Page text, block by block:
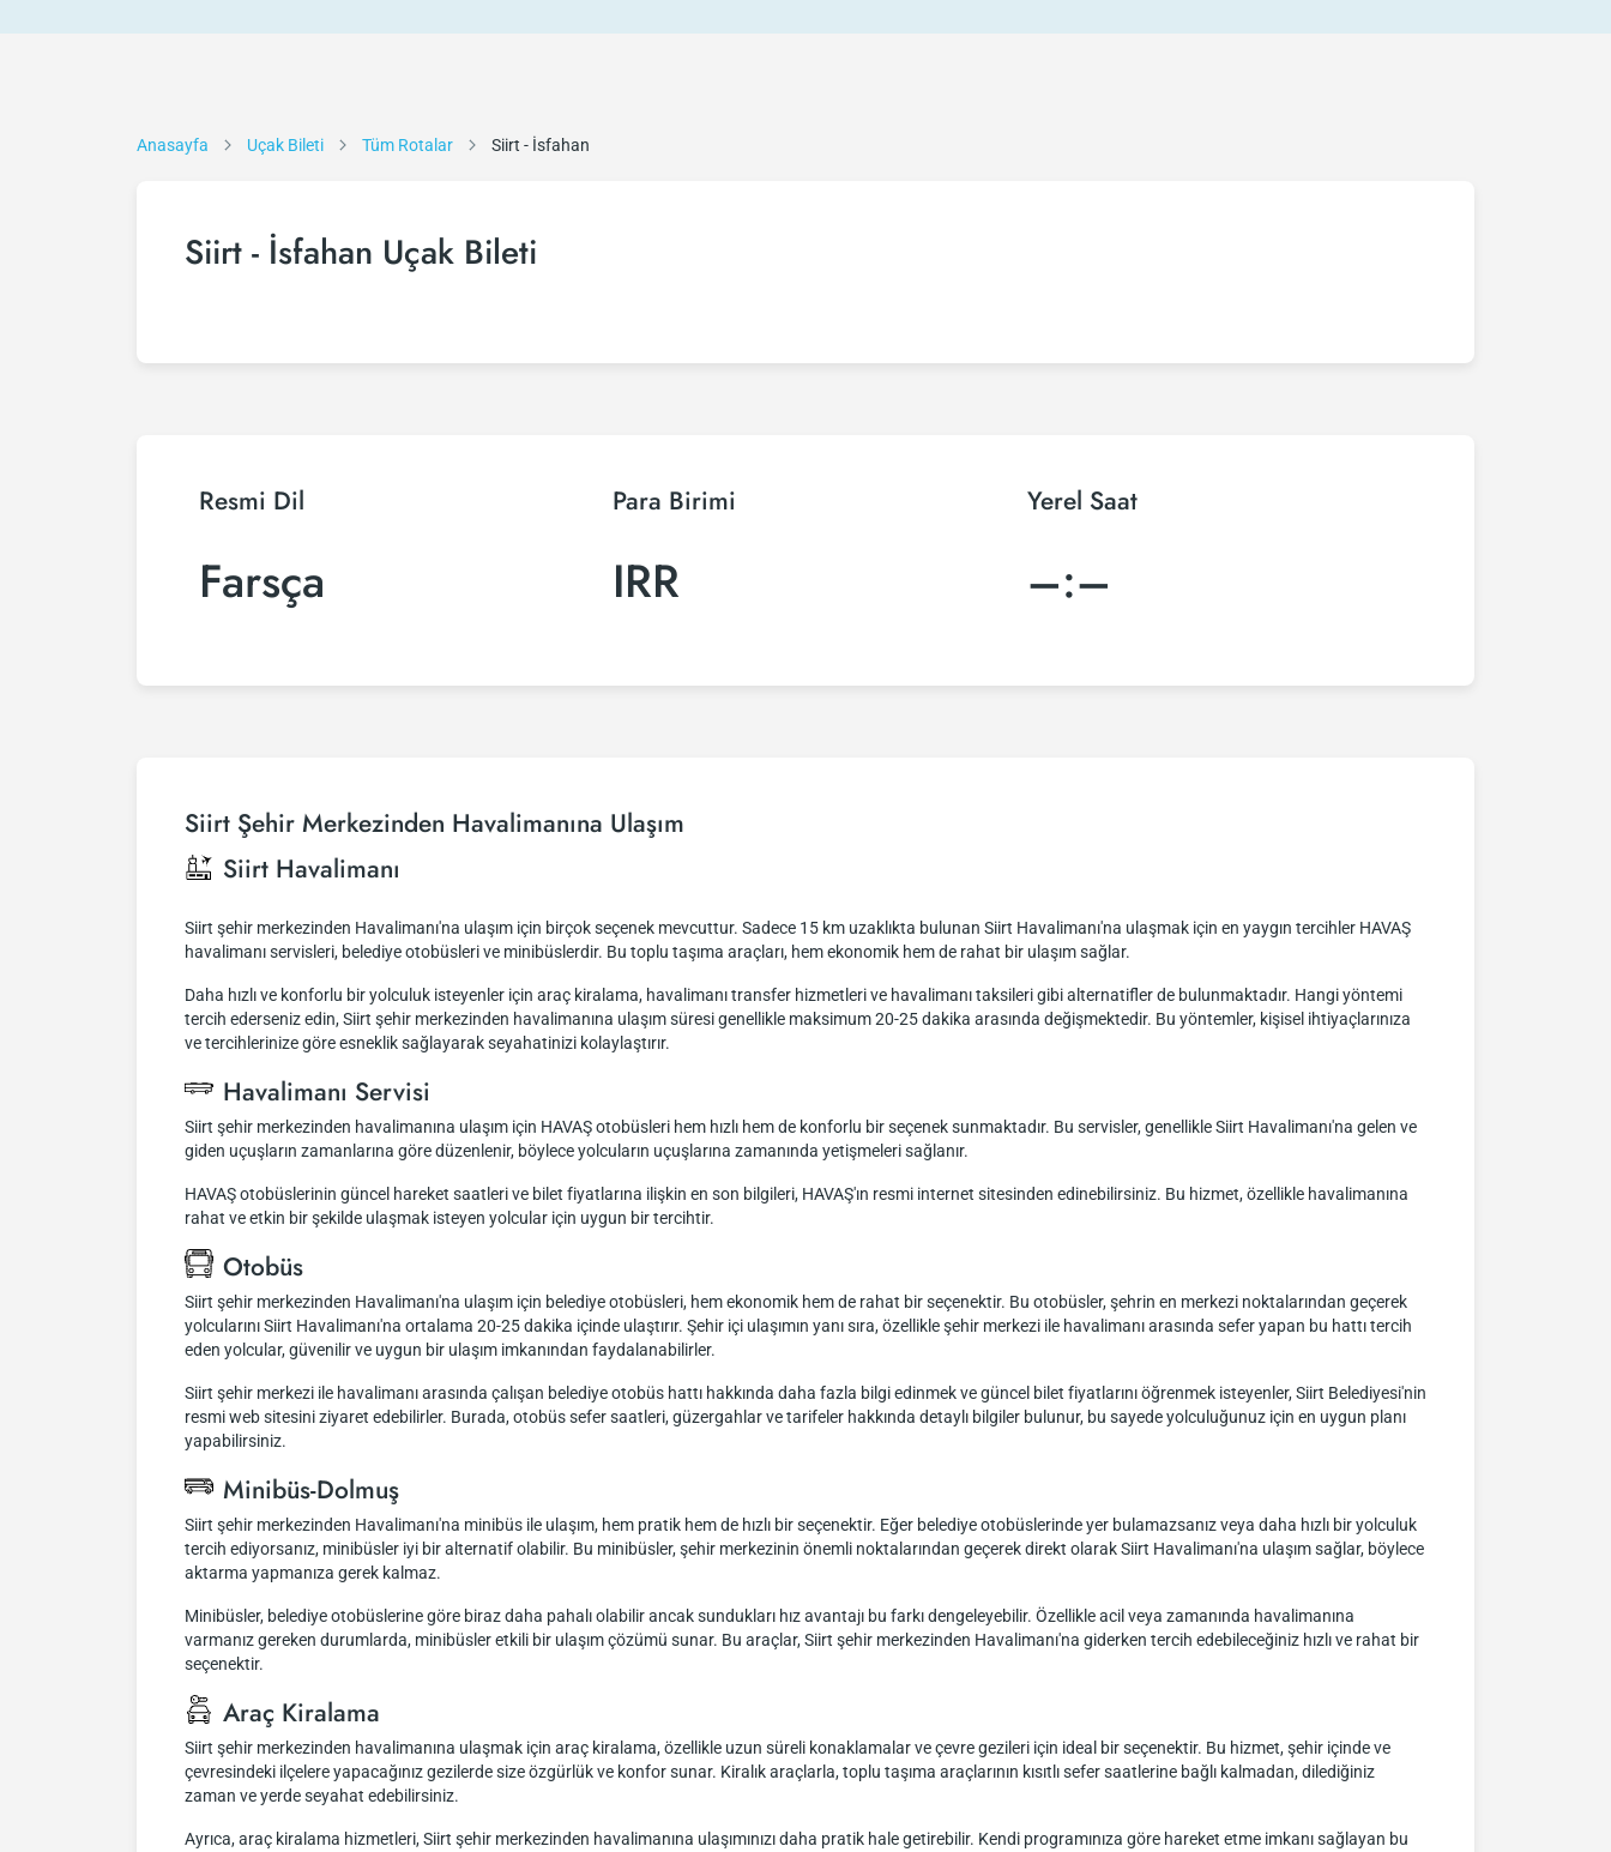
Anasayfa Uçak Bileti Tüm Rotalar Siirt - İsfahan
Siirt - İsfahan Uçak Bileti
Resmi Dil
Farsça
Para Birimi
IRR
Yerel Saat
–:–
Siirt Şehir Merkezinden Havalimanına Ulaşım
Siirt Havalimanı
Siirt şehir merkezinden Havalimanı'na ulaşım için birçok seçenek mevcuttur. Sadece 15 km uzaklıkta bulunan Siirt Havalimanı'na ulaşmak için en yaygın tercihler HAVAŞ
havalimanı servisleri, belediye otobüsleri ve minibüslerdir. Bu toplu taşıma araçları, hem ekonomik hem de rahat bir ulaşım sağlar.
Daha hızlı ve konforlu bir yolculuk isteyenler için araç kiralama, havalimanı transfer hizmetleri ve havalimanı taksileri gibi alternatifler de bulunmaktadır. Hangi yöntemi
tercih ederseniz edin, Siirt şehir merkezinden havalimanına ulaşım süresi genellikle maksimum 20-25 dakika arasında değişmektedir. Bu yöntemler, kişisel ihtiyaçlarınıza
ve tercihlerinize göre esneklik sağlayarak seyahatinizi kolaylaştırır.
Havalimanı Servisi
Siirt şehir merkezinden havalimanına ulaşım için HAVAŞ otobüsleri hem hızlı hem de konforlu bir seçenek sunmaktadır. Bu servisler, genellikle Siirt Havalimanı'na gelen ve
giden uçuşların zamanlarına göre düzenlenir, böylece yolcuların uçuşlarına zamanında yetişmeleri sağlanır.
HAVAŞ otobüslerinin güncel hareket saatleri ve bilet fiyatlarına ilişkin en son bilgileri, HAVAŞ'ın resmi internet sitesinden edinebilirsiniz. Bu hizmet, özellikle havalimanına
rahat ve etkin bir şekilde ulaşmak isteyen yolcular için uygun bir tercihtir.
Otobüs
Siirt şehir merkezinden Havalimanı'na ulaşım için belediye otobüsleri, hem ekonomik hem de rahat bir seçenektir. Bu otobüsler, şehrin en merkezi noktalarından geçerek
yolcularını Siirt Havalimanı'na ortalama 20-25 dakika içinde ulaştırır. Şehir içi ulaşımın yanı sıra, özellikle şehir merkezi ile havalimanı arasında sefer yapan bu hattı tercih
eden yolcular, güvenilir ve uygun bir ulaşım imkanından faydalanabilirler.
Siirt şehir merkezi ile havalimanı arasında çalışan belediye otobüs hattı hakkında daha fazla bilgi edinmek ve güncel bilet fiyatlarını öğrenmek isteyenler, Siirt Belediyesi'nin
resmi web sitesini ziyaret edebilirler. Burada, otobüs sefer saatleri, güzergahlar ve tarifeler hakkında detaylı bilgiler bulunur, bu sayede yolculuğunuz için en uygun planı
yapabilirsiniz.
Minibüs-Dolmuş
Siirt şehir merkezinden Havalimanı'na minibüs ile ulaşım, hem pratik hem de hızlı bir seçenektir. Eğer belediye otobüslerinde yer bulamazsanız veya daha hızlı bir yolculuk
tercih ediyorsanız, minibüsler iyi bir alternatif olabilir. Bu minibüsler, şehir merkezinin önemli noktalarından geçerek direkt olarak Siirt Havalimanı'na ulaşım sağlar, böylece
aktarma yapmanıza gerek kalmaz.
Minibüsler, belediye otobüslerine göre biraz daha pahalı olabilir ancak sundukları hız avantajı bu farkı dengeleyebilir. Özellikle acil veya zamanında havalimanına
varmanız gereken durumlarda, minibüsler etkili bir ulaşım çözümü sunar. Bu araçlar, Siirt şehir merkezinden Havalimanı'na giderken tercih edebileceğiniz hızlı ve rahat bir
seçenektir.
Araç Kiralama
Siirt şehir merkezinden havalimanına ulaşmak için araç kiralama, özellikle uzun süreli konaklamalar ve çevre gezileri için ideal bir seçenektir. Bu hizmet, şehir içinde ve
çevresindeki ilçelere yapacağınız gezilerde size özgürlük ve konfor sunar. Kiralık araçlarla, toplu taşıma araçlarının kısıtlı sefer saatlerine bağlı kalmadan, dilediğiniz
zaman ve yerde seyahat edebilirsiniz.
Ayrıca, araç kiralama hizmetleri, Siirt şehir merkezinden havalimanına ulaşımınızı daha pratik hale getirebilir. Kendi programınıza göre hareket etme imkanı sağlayan bu